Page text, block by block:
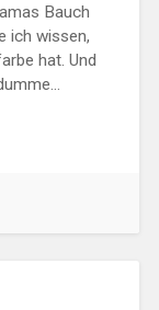
Bauch
ich wissen,
hat. Und